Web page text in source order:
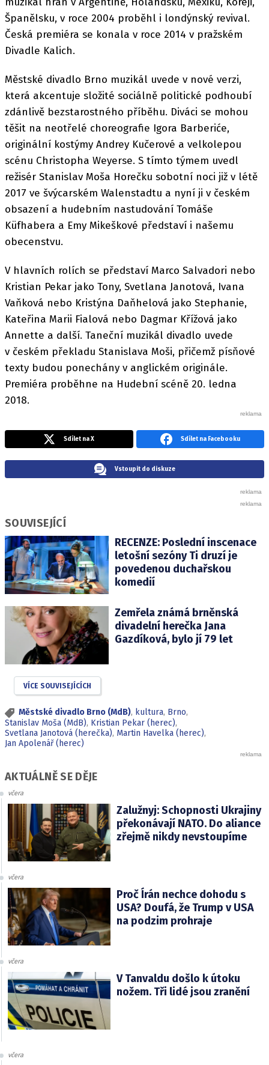
Španělsku, v roce 2004 proběhl i londýnský revival.
Česká premiéra se konala v roce 2014 v pražském
Divadle Kalich.
Městské divadlo Brno muzikál uvede v nové verzi,
která akcentuje složité sociálně politické podhoubí
zdánlivě bezstarostného příběhu. Diváci se mohou
těšit na neotřelé choreografie Igora Barberiće,
originální kostýmy Andrey Kučerové a velkolepou
scénu Christopha Weyerse. S tímto týmem uvedl
režisér Stanislav Moša Horečku sobotní noci již v létě
2017 ve švýcarském Walenstadtu a nyní ji v českém
obsazení a hudebním nastudování Tomáše
Küfhabera a Emy Mikeškové představí i našemu
obecenstvu.
V hlavních rolích se představí Marco Salvadori nebo
Kristian Pekar jako Tony, Svetlana Janotová, Ivana
Vaňková nebo Kristýna Daňhelová jako Stephanie,
Kateřina Marii Fialová nebo Dagmar Křížová jako
Annette a další. Taneční muzikál divadlo uvede
v českém překladu Stanislava Moši, přičemž písňové
texty budou ponechány v anglickém originále.
Premiéra proběhne na Hudební scéně 20. ledna
2018.
Sdílet na X Sdílet na Facebooku
Vstoupit do diskuze
SOUVISEJÍCÍ
RECENZE: Poslední inscenace
letošní sezóny Ti druzí je
povedenou duchařskou
komedií
Zemřela známá brněnská
divadelní herečka Jana
Gazdíková, bylo jí 79 let
VÍCE SOUVISEJÍCÍCH
Městské divadlo Brno (MdB), kultura, Brno,
Stanislav Moša (MdB), Kristian Pekar (herec),
Svetlana Janotová (herečka), Martin Havelka (herec),
Jan Apolenář (herec)
AKTUÁLNĚ SE DĚJE
včera
Zalužnyj: Schopnosti Ukrajiny
překonávají NATO. Do aliance
zřejmě nikdy nevstoupíme
včera
Proč Írán nechce dohodu s
USA? Doufá, že Trump v USA
na podzim prohraje
včera
V Tanvaldu došlo k útoku
nožem. Tři lidé jsou zranění
včera